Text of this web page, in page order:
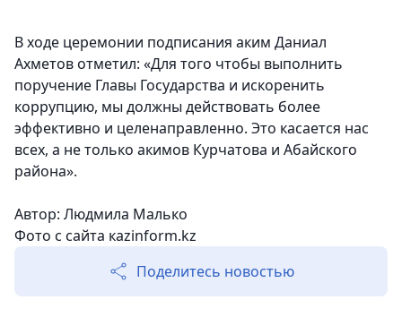
В ходе церемонии подписания аким Даниал
Ахметов отметил: «Для того чтобы выполнить
поручение Главы Государства и искоренить
коррупцию, мы должны действовать более
эффективно и целенаправленно. Это касается нас
всех, а не только акимов Курчатова и Абайского
района».
Автор: Людмила Малько
Фото с сайта кazinform.kz
Поделитесь новостью